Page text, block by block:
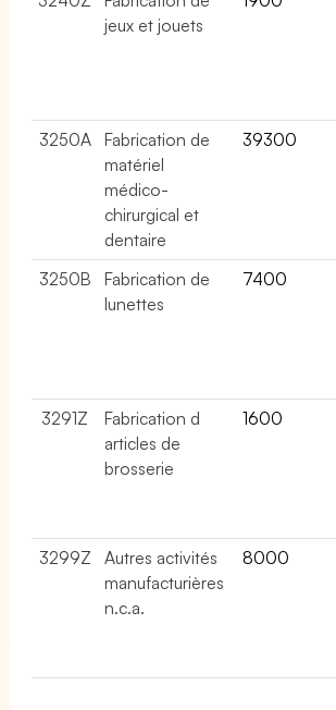
jeux et jouets
3250A
Fabrication de
matériel
médico-
chirurgical et
dentaire
39300
3250B
Fabrication de
lunettes
7400
3291Z
Fabrication d
articles de
brosserie
1600
3299Z
Autres activités
manufacturières
n.c.a.
8000